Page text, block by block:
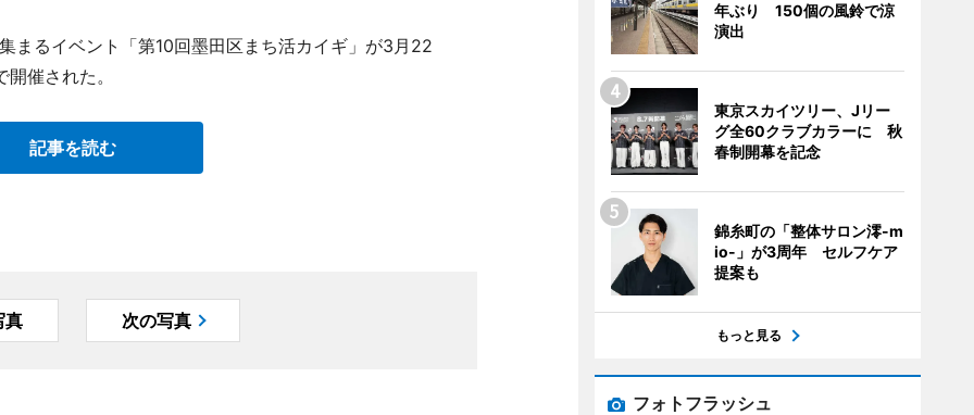
まるイベント「第10回墨田区まち活カイギ」が3月22
催された。
記事を読む
真 次の写真
年ぶり 150個の風鈴で涼
演出
東京スカイツリー、Jリー
グ全60クラブカラーに 秋
春制開幕を記念
錦糸町の「整体サロン澪-m
io-」が3周年 セルフケア
提案も
もっと見る
フォトフラッシュ